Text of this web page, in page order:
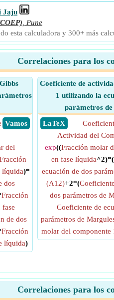
Jaju
Pune
esta calculadora y 300+ más
Correlaciones para los
​ Vamos
del
Fracción
líquida)*
dos
Fracción
de dos
Fracción
líquida)
Coeficiente de
1 utilizando la
parámetros
​ LaTeX
Actividad del
exp((Fracción molar
en fase líquida^2)*(
ecuación de dos
(A12)+2*(
dos parámetros de
Coeficiente de
parámetros de
molar del componente
Correlaciones para los